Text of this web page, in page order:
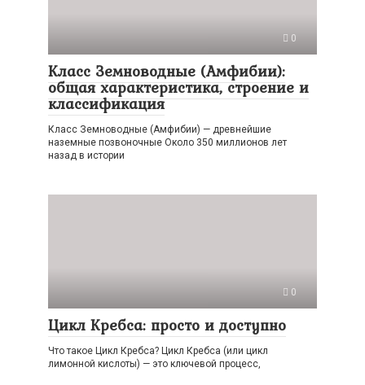
0
Класс Земноводные (Амфибии):
общая характеристика, строение и
классификация
Класс Земноводные (Амфибии) — древнейшие
наземные позвоночные Около 350 миллионов лет
назад в истории
0
Цикл Кребса: просто и доступно
Что такое Цикл Кребса? Цикл Кребса (или цикл
лимонной кислоты) — это ключевой процесс,